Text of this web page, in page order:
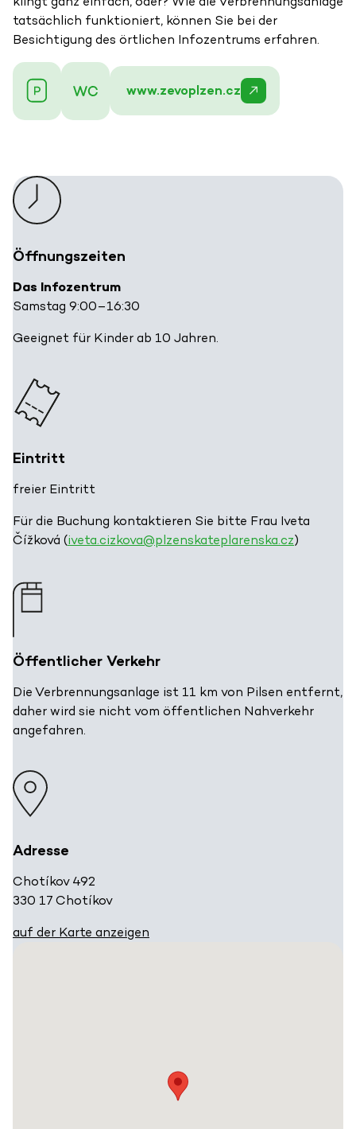
tatsächlich funktioniert, können Sie bei der
Besichtigung des örtlichen Infozentrums erfahren.
www.zevoplzen.cz
Öffnungszeiten
Das Infozentrum
Samstag 9:00–16:30
Geeignet für Kinder ab 10 Jahren.
Eintritt
freier Eintritt
Für die Buchung kontaktieren Sie bitte Frau Iveta
Čížková (iveta.cizkova@plzenskateplarenska.cz)
Öffentlicher Verkehr
Die Verbrennungsanlage ist 11 km von Pilsen entfernt,
daher wird sie nicht vom öffentlichen Nahverkehr
angefahren.
Adresse
Chotíkov 492
330 17 Chotíkov
auf der Karte anzeigen